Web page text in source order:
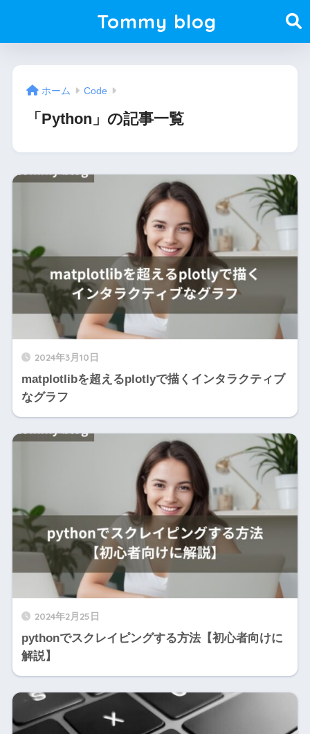
Tommy blog
ホーム Code
「Python」の記事一覧
2024年3月10日
matplotlibを超えるplotlyで描くインタラクティブ
なグラフ
2024年2月25日
pythonでスクレイピングする方法【初心者向けに
解説】